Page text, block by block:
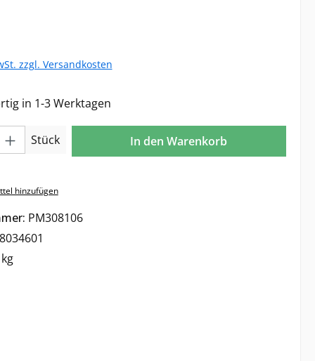
zzgl. Versandkosten
in 1-3 Werktagen
Gib den gewünschten Wert ein oder benutze die Schaltflächen
Stück In den Warenkorb
hinzufügen
PM308106